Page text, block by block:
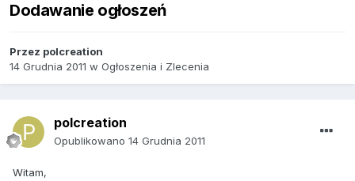
Dodawanie ogłoszeń
Przez polcreation
14 Grudnia 2011 w Ogłoszenia i Zlecenia
polcreation
Opublikowano 14 Grudnia 2011
Witam,